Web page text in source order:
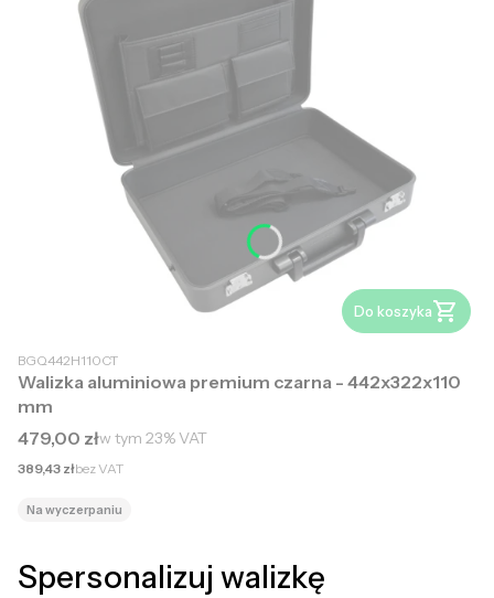
Do koszyka
BGQ442H110CT
Walizka aluminiowa premium czarna - 442x322x110
mm
Cena brutto
479,00 złw tym 23%VAT
Cena netto
389,43 złbez VAT
Na wyczerpaniu
Spersonalizuj walizkę